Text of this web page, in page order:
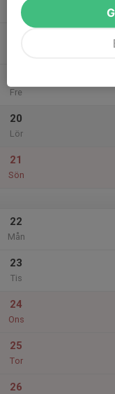
Ons
Fre
20
Lör
21
Sön
22
Mån
23
Tis
24
Ons
25
Tor
26